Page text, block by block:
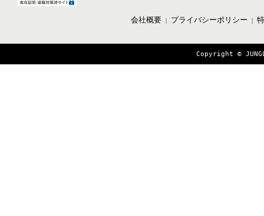
会社概要｜ プライバシーポリシー ｜
Copyright ©